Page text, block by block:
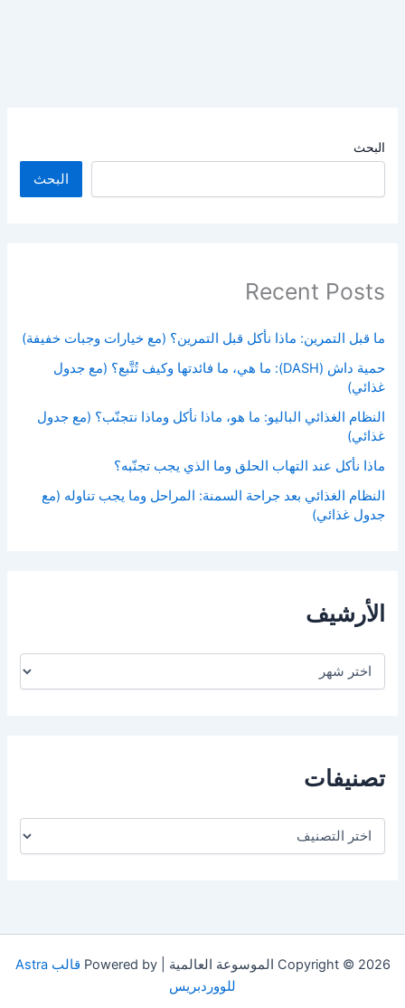
البحث
البحث
Recent Posts
ما قبل التمرين: ماذا نأكل قبل التمرين؟ (مع خيارات وجبات خفيفة)
حمية داش (DASH): ما هي، ما فائدتها وكيف تُتَّبع؟ (مع جدول
غذائي)
النظام الغذائي الباليو: ما هو، ماذا نأكل وماذا نتجنّب؟ (مع جدول
غذائي)
ماذا نأكل عند التهاب الحلق وما الذي يجب تجنّبه؟
النظام الغذائي بعد جراحة السمنة: المراحل وما يجب تناوله (مع
جدول غذائي)
الأرشيف
تصنيفات
ت
Copyright © 2026 الموسوعة العالمية | Powered by
قالب Astra
للووردبريس